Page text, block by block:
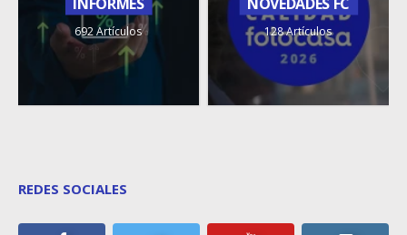
692 Artículos 128 Artículos
REDES SOCIALES